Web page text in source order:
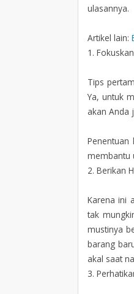
ulasannya.
Artikel lain:
1.
Tips
Ya, untuk
akan Anda
membantu
2. Berikan
Karena ini
tak
mustinya
barang
akal saat
3.